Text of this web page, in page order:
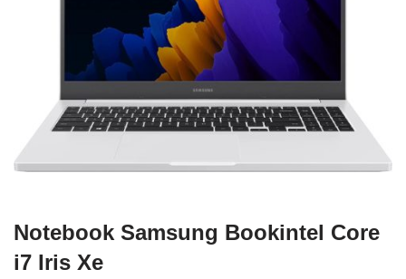
Notebook Samsung Bookintel Core
i7 Iris Xe